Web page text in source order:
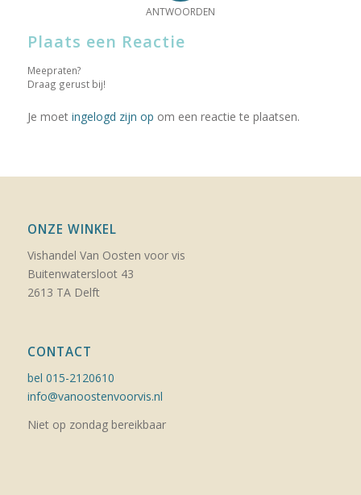
ANTWOORDEN
Plaats een Reactie
Meepraten?
Draag gerust bij!
Je moet ingelogd zijn op om een reactie te plaatsen.
ONZE WINKEL
Vishandel Van Oosten voor vis
Buitenwatersloot 43
2613 TA Delft
CONTACT
bel 015-2120610
info@vanoostenvoorvis.nl
Niet op zondag bereikbaar